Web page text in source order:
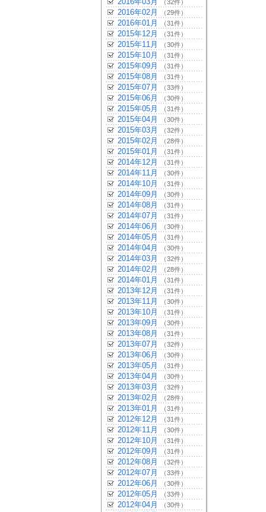
（32件）
2016年02月 （29件）
2016年01月 （31件）
2015年12月 （31件）
2015年11月 （30件）
2015年10月 （31件）
2015年09月 （31件）
2015年08月 （31件）
2015年07月 （33件）
2015年06月 （30件）
2015年05月 （31件）
2015年04月 （30件）
2015年03月 （32件）
2015年02月 （28件）
2015年01月 （31件）
2014年12月 （31件）
2014年11月 （30件）
2014年10月 （31件）
2014年09月 （30件）
2014年08月 （31件）
2014年07月 （31件）
2014年06月 （30件）
2014年05月 （31件）
2014年04月 （30件）
2014年03月 （32件）
2014年02月 （28件）
2014年01月 （31件）
2013年12月 （31件）
2013年11月 （30件）
2013年10月 （31件）
2013年09月 （30件）
2013年08月 （31件）
2013年07月 （32件）
2013年06月 （30件）
2013年05月 （31件）
2013年04月 （30件）
2013年03月 （32件）
2013年02月 （28件）
2013年01月 （31件）
2012年12月 （31件）
2012年11月 （30件）
2012年10月 （31件）
2012年09月 （31件）
2012年08月 （32件）
2012年07月 （33件）
2012年06月 （30件）
2012年05月 （33件）
2012年04月 （30件）